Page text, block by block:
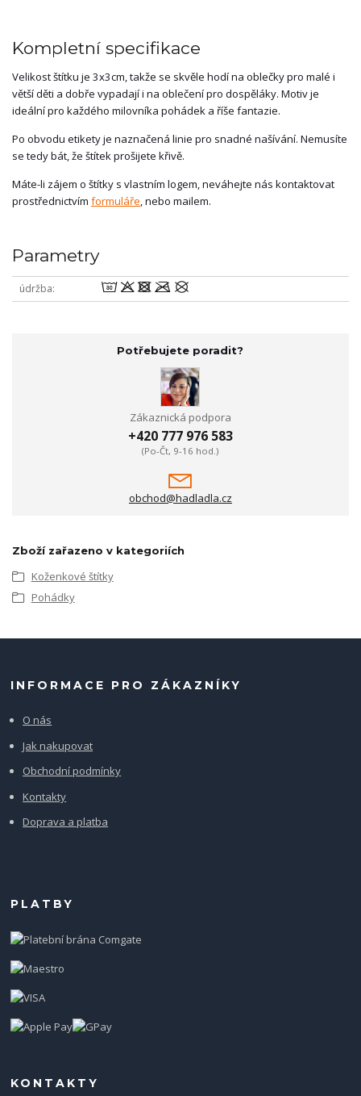
Kompletní specifikace
Velikost štítku je 3x3cm, takže se skvěle hodí na oblečky pro malé i
větší děti a dobře vypadají i na oblečení pro dospěláky. Motiv je
ideální pro každého milovníka pohádek a říše fantazie.
Po obvodu etikety je naznačená linie pro snadné našívání. Nemusíte
se tedy bát, že štítek prošijete křivě.
Máte-li zájem o štítky s vlastním logem, neváhejte nás kontaktovat
prostřednictvím formuláře, nebo mailem.
Parametry
údržba wodmU
Potřebujete poradit?
Zákaznická podpora
+420 777 976 583
(Po-Čt, 9-16 hod.)
obchod@hadladla.cz
Zboží zařazeno v kategoriích
Koženkové štítky
Pohádky
INFORMACE PRO ZÁKAZNÍKY
O nás
Jak nakupovat
Obchodní podmínky
Kontakty
Doprava a platba
PLATBY
KONTAKTY